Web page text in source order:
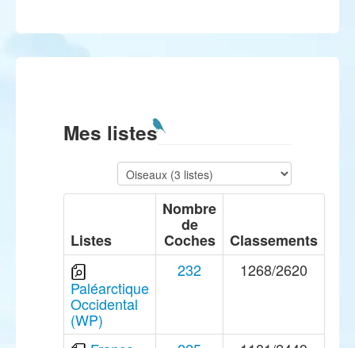
Mes listes
Listes
Nombre
de
Coches Classements
Paléarctique
Occidental
(WP)
232 1268/2620